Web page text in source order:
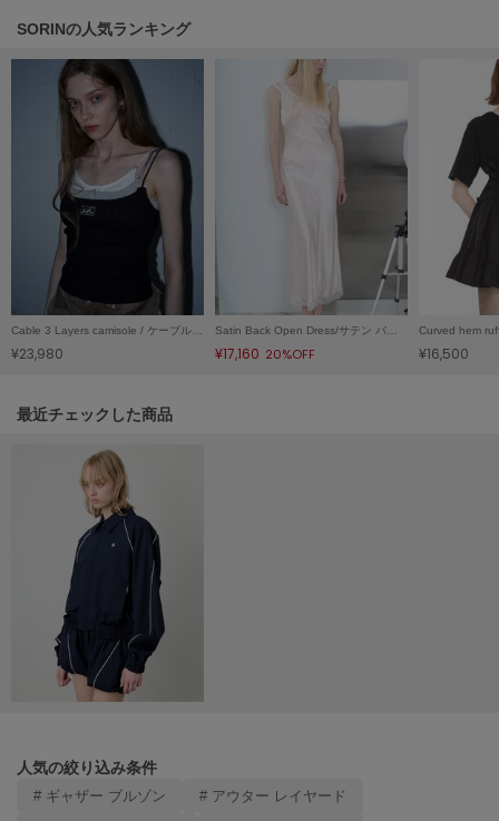
リトルユニオン トウキョウ
made of Organics
メイドオブオーガニクス
MICHU COQUETTE
ミチュ コケット
MIESROHE
ミースロエ
miies miim
ミーエスミーム
ミラオーウェン
モワージュ
NEW Balance
ニューバランス
ナイキ
SORINの人気ランキング
Cable 3 Layers camisole / ケーブル3レイヤーキャミソール
¥23,980
Satin Back Open Dress/サテン バックオープンドレス
¥17,160 20%OFF ¥16,500
関連記事
最近チェックした商品
人気の絞り込み条件
# ギャザー ブルゾン # アウター レイヤード